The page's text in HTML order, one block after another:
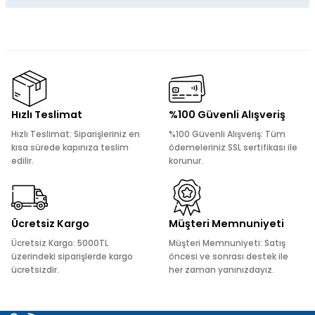
kullanarak tarafımıza iletebilirsiniz.
Görüş ve önerileriniz için teşekkür ederiz.
Ürün resmi kalitesiz, bozuk veya görüntülenemiyor.
Ürün bilgilerinde hatalar bulunuyor.
Ürün fiyatı diğer sitelerden daha pahalı.
Bu ürüne benzer farklı alternatifler olmalı.
Hızlı Teslimat
Hızlı Teslimat: Siparişleriniz en
kısa sürede kapınıza teslim
edilir.
%100 Güvenli Alışveriş
%100 Güvenli Alışveriş: Tüm
ödemeleriniz SSL sertifikası ile
korunur.
Ücretsiz Kargo
Ücretsiz Kargo: 5000TL
üzerindeki siparişlerde kargo
ücretsizdir.
Müşteri Memnuniyeti
Müşteri Memnuniyeti: Satış
öncesi ve sonrası destek ile
her zaman yanınızdayız.